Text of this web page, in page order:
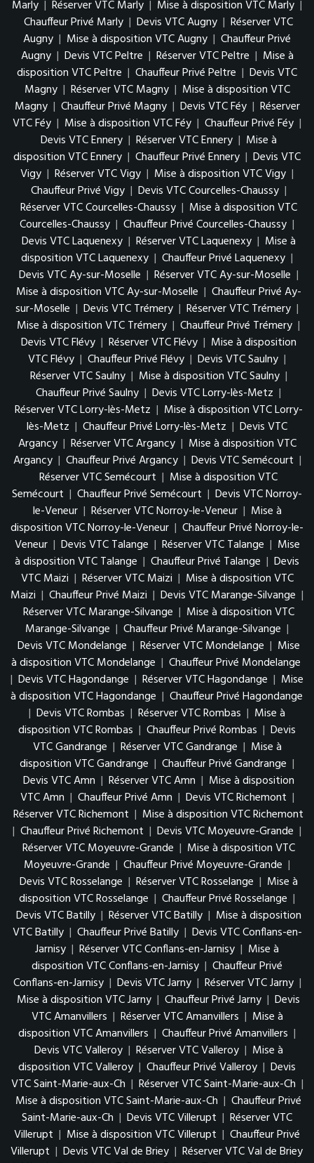
Marly | Réserver VTC Marly | Mise à disposition VTC Marly |
Chauffeur Privé Marly | Devis VTC Augny | Réserver VTC
Augny | Mise à disposition VTC Augny | Chauffeur Privé
Augny | Devis VTC Peltre | Réserver VTC Peltre | Mise à
disposition VTC Peltre | Chauffeur Privé Peltre | Devis VTC
Magny | Réserver VTC Magny | Mise à disposition VTC
Magny | Chauffeur Privé Magny | Devis VTC Féy | Réserver
VTC Féy | Mise à disposition VTC Féy | Chauffeur Privé Féy |
Devis VTC Ennery | Réserver VTC Ennery | Mise à
disposition VTC Ennery | Chauffeur Privé Ennery | Devis VTC
Vigy | Réserver VTC Vigy | Mise à disposition VTC Vigy |
Chauffeur Privé Vigy | Devis VTC Courcelles-Chaussy |
Réserver VTC Courcelles-Chaussy | Mise à disposition VTC
Courcelles-Chaussy | Chauffeur Privé Courcelles-Chaussy |
Devis VTC Laquenexy | Réserver VTC Laquenexy | Mise à
disposition VTC Laquenexy | Chauffeur Privé Laquenexy |
Devis VTC Ay-sur-Moselle | Réserver VTC Ay-sur-Moselle |
Mise à disposition VTC Ay-sur-Moselle | Chauffeur Privé Ay-
sur-Moselle | Devis VTC Trémery | Réserver VTC Trémery |
Mise à disposition VTC Trémery | Chauffeur Privé Trémery |
Devis VTC Flévy | Réserver VTC Flévy | Mise à disposition
VTC Flévy | Chauffeur Privé Flévy | Devis VTC Saulny |
Réserver VTC Saulny | Mise à disposition VTC Saulny |
Chauffeur Privé Saulny | Devis VTC Lorry-lès-Metz |
Réserver VTC Lorry-lès-Metz | Mise à disposition VTC Lorry-
lès-Metz | Chauffeur Privé Lorry-lès-Metz | Devis VTC
Argancy | Réserver VTC Argancy | Mise à disposition VTC
Argancy | Chauffeur Privé Argancy | Devis VTC Semécourt |
Réserver VTC Semécourt | Mise à disposition VTC
Semécourt | Chauffeur Privé Semécourt | Devis VTC Norroy-
le-Veneur | Réserver VTC Norroy-le-Veneur | Mise à
disposition VTC Norroy-le-Veneur | Chauffeur Privé Norroy-le-
Veneur | Devis VTC Talange | Réserver VTC Talange | Mise
à disposition VTC Talange | Chauffeur Privé Talange | Devis
VTC Maizi | Réserver VTC Maizi | Mise à disposition VTC
Maizi | Chauffeur Privé Maizi | Devis VTC Marange-Silvange |
Réserver VTC Marange-Silvange | Mise à disposition VTC
Marange-Silvange | Chauffeur Privé Marange-Silvange |
Devis VTC Mondelange | Réserver VTC Mondelange | Mise
à disposition VTC Mondelange | Chauffeur Privé Mondelange
| Devis VTC Hagondange | Réserver VTC Hagondange | Mise
à disposition VTC Hagondange | Chauffeur Privé Hagondange
| Devis VTC Rombas | Réserver VTC Rombas | Mise à
disposition VTC Rombas | Chauffeur Privé Rombas | Devis
VTC Gandrange | Réserver VTC Gandrange | Mise à
disposition VTC Gandrange | Chauffeur Privé Gandrange |
Devis VTC Amn | Réserver VTC Amn | Mise à disposition
VTC Amn | Chauffeur Privé Amn | Devis VTC Richemont |
Réserver VTC Richemont | Mise à disposition VTC Richemont
| Chauffeur Privé Richemont | Devis VTC Moyeuvre-Grande |
Réserver VTC Moyeuvre-Grande | Mise à disposition VTC
Moyeuvre-Grande | Chauffeur Privé Moyeuvre-Grande |
Devis VTC Rosselange | Réserver VTC Rosselange | Mise à
disposition VTC Rosselange | Chauffeur Privé Rosselange |
Devis VTC Batilly | Réserver VTC Batilly | Mise à disposition
VTC Batilly | Chauffeur Privé Batilly | Devis VTC Conflans-en-
Jarnisy | Réserver VTC Conflans-en-Jarnisy | Mise à
disposition VTC Conflans-en-Jarnisy | Chauffeur Privé
Conflans-en-Jarnisy | Devis VTC Jarny | Réserver VTC Jarny |
Mise à disposition VTC Jarny | Chauffeur Privé Jarny | Devis
VTC Amanvillers | Réserver VTC Amanvillers | Mise à
disposition VTC Amanvillers | Chauffeur Privé Amanvillers |
Devis VTC Valleroy | Réserver VTC Valleroy | Mise à
disposition VTC Valleroy | Chauffeur Privé Valleroy | Devis
VTC Saint-Marie-aux-Ch | Réserver VTC Saint-Marie-aux-Ch |
Mise à disposition VTC Saint-Marie-aux-Ch | Chauffeur Privé
Saint-Marie-aux-Ch | Devis VTC Villerupt | Réserver VTC
Villerupt | Mise à disposition VTC Villerupt | Chauffeur Privé
Villerupt | Devis VTC Val de Briey | Réserver VTC Val de Briey